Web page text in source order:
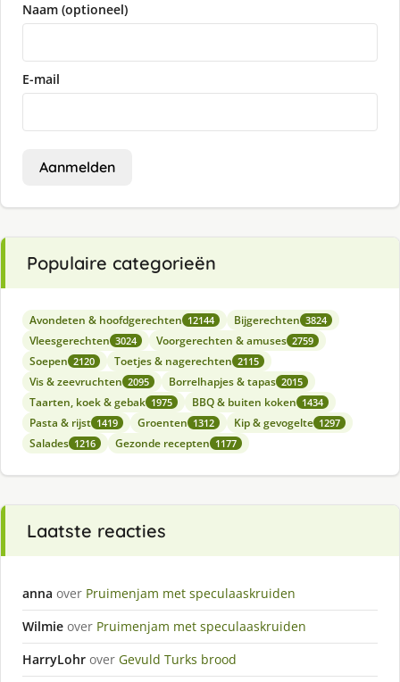
Naam (optioneel)
E-mail
Aanmelden
Populaire categorieën
Avondeten & hoofdgerechten 12144 Bijgerechten 3824
Vleesgerechten 3024 Voorgerechten & amuses 2759
Soepen 2120 Toetjes & nagerechten 2115
Vis & zeevruchten 2095 Borrelhapjes & tapas 2015
Taarten, koek & gebak 1975 BBQ & buiten koken 1434
Pasta & rijst 1419 Groenten 1312 Kip & gevogelte 1297
Salades 1216 Gezonde recepten 1177
Laatste reacties
anna over Pruimenjam met speculaaskruiden
Wilmie over Pruimenjam met speculaaskruiden
HarryLohr over Gevuld Turks brood